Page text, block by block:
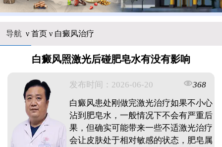
导航 ν 首页ν 白癜风治疗
白癜风照激光后碰肥皂水有没有影响
发布时间：2026-06-20
368
白癜风患处刚做完激光治疗如果不小心
沾到肥皂水，一般情况下不会有严重后
果，但确实可能带来一些不适激光治疗
会让皮肤处于相对敏感的状态，肥皂属